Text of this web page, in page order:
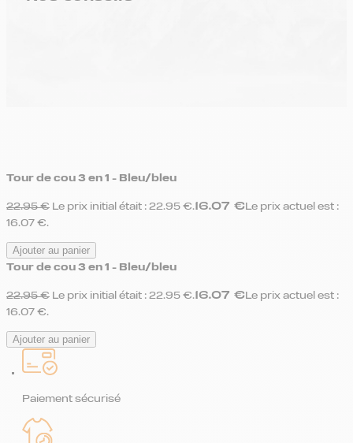
Tour de cou 3 en 1 - Bleu/bleu
22.95€ Le prix initial était : 22.95 €.16.07 € Le prix actuel est :
16.07 €.
Ajouter au panier
Tour de cou 3 en 1 - Bleu/bleu
22.95€ Le prix initial était : 22.95 €.16.07 €Le prix actuel est :
16.07 €.
Ajouter au panier
Paiement sécurisé